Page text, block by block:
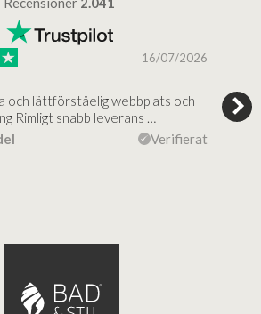
16/07/2026
och lättförståelig webbplats och
Rimligt snabb leverans …
Verifierat
Jag